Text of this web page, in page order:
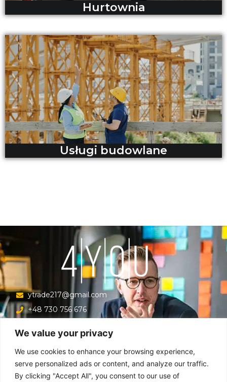
We value your privacy
We use cookies to enhance your browsing experience,
serve personalized ads or content, and analyze our traffic.
By clicking "Accept All", you consent to our use of
Hurtownia
Usługi budowlane
ytrade217@gmail.com
+48 730 756 676
Menu
Główna